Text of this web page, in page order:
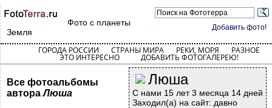
Добавить фото!
Фото с планеты
Земля
ГОРОДА РОССИИ СТРАНЫ МИРА РЕКИ, МОРЯ РАЗНОЕ
ЭТО ИНТЕРЕСНО ДОБАВИТЬ ФОТОГАЛЕРЕЮ!
Люша
С нами 15 лет 3 месяца 14 дней
Заходил(а) на сайт: давно
Все фотоальбомы
автораЛюша